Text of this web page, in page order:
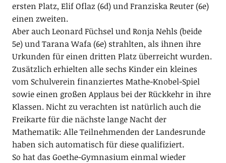
ersten Platz, Elif Oflaz (6d) und Franziska Reuter (6e)
einen zweiten.
Aber auch Leonard Füchsel und Ronja Nehls (beide
5e) und Tarana Wafa (6e) strahlten, als ihnen ihre
Urkunden für einen dritten Platz überreicht wurden.
Zusätzlich erhielten alle sechs Kinder ein kleines
vom Schulverein finanziertes Mathe-Knobel-Spiel
sowie einen großen Applaus bei der Rückkehr in ihre
Klassen. Nicht zu verachten ist natürlich auch die
Freikarte für die nächste lange Nacht der
Mathematik: Alle Teilnehmenden der Landesrunde
haben sich automatisch für diese qualifiziert.
So hat das Goethe-Gymnasium einmal wieder